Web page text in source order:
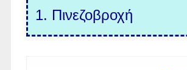
1. Πινεζοβροχή